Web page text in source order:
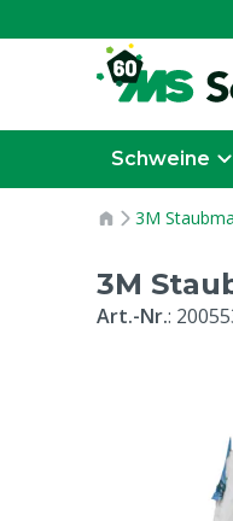
Schweine
3M
3M
Art.-Nr.: